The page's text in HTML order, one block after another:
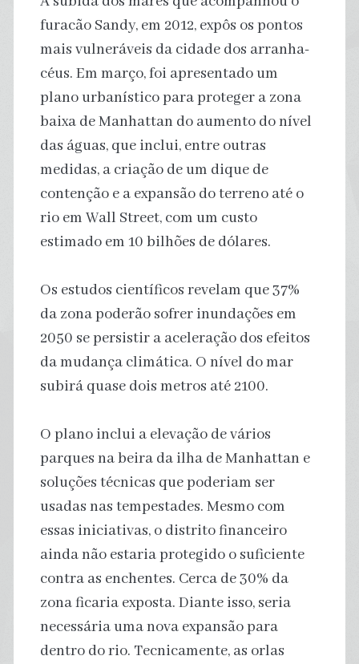
furacão Sandy, em 2012, expôs os pontos
mais vulneráveis da cidade dos arranha-
céus. Em março, foi apresentado um
plano urbanístico para proteger a zona
baixa de Manhattan do aumento do nível
das águas, que inclui, entre outras
medidas, a criação de um dique de
contenção e a expansão do terreno até o
rio em Wall Street, com um custo
estimado em 10 bilhões de dólares.
Os estudos científicos revelam que 37%
da zona poderão sofrer inundações em
2050 se persistir a aceleração dos efeitos
da mudança climática. O nível do mar
subirá quase dois metros até 2100.
O plano inclui a elevação de vários
parques na beira da ilha de Manhattan e
soluções técnicas que poderiam ser
usadas nas tempestades. Mesmo com
essas iniciativas, o distrito financeiro
ainda não estaria protegido o suficiente
contra as enchentes. Cerca de 30% da
zona ficaria exposta. Diante isso, seria
necessária uma nova expansão para
dentro do rio. Tecnicamente, as orlas